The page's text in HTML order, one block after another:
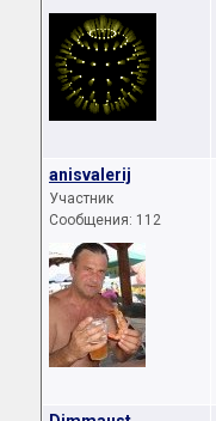
anisvalerij
Участник
Сообщения: 112